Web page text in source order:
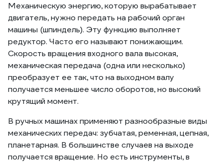
Механическую энергию, которую вырабатывает
двигатель, нужно передать на рабочий орган
машины (шпиндель). Эту функцию выполняет
редуктор. Часто его называют понижающим.
Скорость вращения входного вала высокая,
механическая передача (одна или несколько)
преобразует ее так, что на выходном валу
получается меньшее число оборотов, но высокий
крутящий момент.
В ручных машинах применяют разнообразные виды
механических передач: зубчатая, ременная, цепная,
планетарная. В большинстве случаев на выходе
получается вращение. Но есть инструменты, в